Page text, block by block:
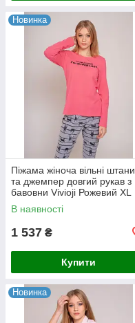
Новинка
Піжама жіноча вільні штани
та джемпер довгий рукав з
бавовни Vivioji Рожевий XL
(12313)
В наявності
1 537 ₴
Купити
Новинка